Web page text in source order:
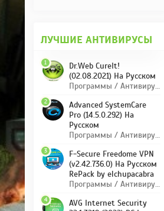
ЛУЧШИЕ АНТИВИРУСЫ
Dr.Web CureIt!
(02.08.2021) На Русском
Программы / Антивирусы
1
Advanced SystemCare
Pro (14.5.0.292) На
Русском
Программы / Антивирусы
2
F-Secure Freedome VPN
(v2.42.736.0) На Русском
RePack by elchupacabra
Программы / Антивирусы
3
AVG Internet Security
4